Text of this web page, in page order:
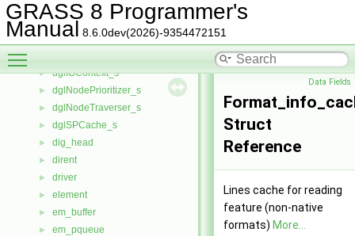
GRASS 8 Programmer's
Manual 8.6.0dev(2026)-9354472151
► dbRclsRule
► dglEdgePrioritizer_s
► dglEdgesetTraverser_s
► dglIOContext_s
► dglNodePrioritizer_s
► dglNodeTraverser_s
► dglSPCache_s
► dig_head
► dirent
► driver
► element
► em_buffer
► em_pqueue
Data Fields
Struct
Reference
Lines cache for reading
feature (non-native
formats) More...